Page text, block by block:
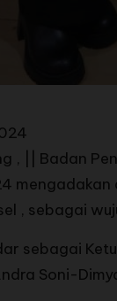
, || Badan
mengadakan
, sebagai
sebagai
Soni-